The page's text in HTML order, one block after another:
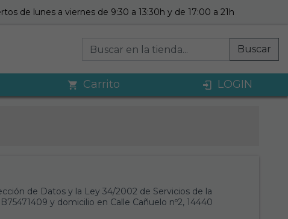
de lunes a viernes de 9:30 a 13:30h y de 17:00 a 21h
Buscar
Carrito LOGIN
de Datos y la Ley 34/2002 de Servicios de la
y domicilio en Calle Cañuelo nº2, 14440